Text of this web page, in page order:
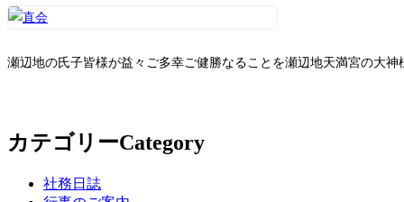
瀬辺地の氏子皆様が益々ご多幸ご健勝なることを瀬辺地天満宮の大神
カテゴリーCategory
社務日誌